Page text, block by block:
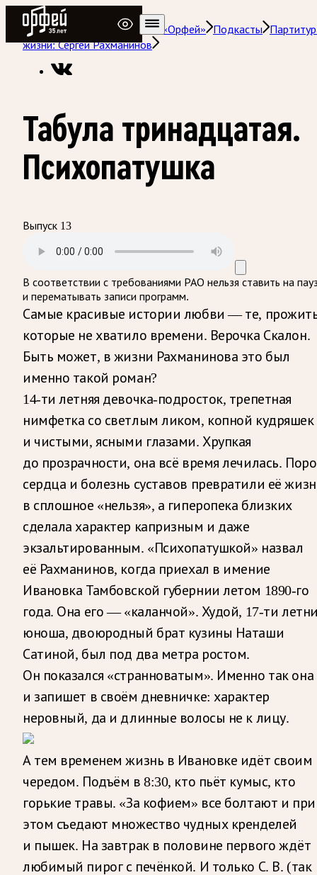
Радио Орфей
Радио классической музыки «Орфей»
Подкасты
жизни: Сергей Рахманинов
Табула тринадцатая.
Психопатушка
Выпуск 13
В соответствии с требованиями РАО нельзя ставить на
и перематывать записи программ.
Самые красивые истории любви — те,
которые не хватило времени. Верочка Скалон.
Быть может, в жизни Рахманинова это был
именно такой роман?
14-ти летняя девочка-подросток, трепетная
нимфетка со светлым ликом, копной кудряшек
и чистыми, ясными глазами. Хрупкая
до прозрачности, она всё время лечилась.
сердца и болезнь суставов превратили её
в сплошное «нельзя», а гиперопека близких
сделала характер капризным и даже
экзальтированным. «Психопатушкой» назвал
её Рахманинов, когда приехал в имение
Ивановка Тамбовской губернии летом 1890-го
года. Она его — «каланчой». Худой, 17-ти
юноша, двоюродный брат кузины Наташи
Сатиной, был под два метра ростом.
Он показался «странноватым». Именно так она
и запишет в своём дневничке: характер
неровный, да и длинные волосы не к лицу.
А тем временем жизнь в Ивановке идёт своим
чередом. Подъём в 8:30, кто пьёт кумыс, кто
горькие травы. «За кофием» все болтают и при
этом съедают множество чудных кренделей
и пышек. На завтрак в половине первого ждёт
любимый пирог с печёнкой. И только С. В. (так